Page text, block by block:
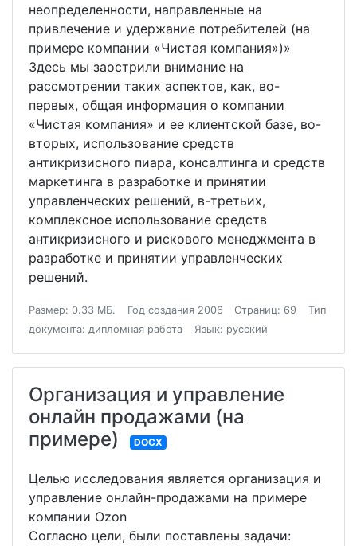
неопределенности, направленные на
привлечение и удержание потребителей (на
примере компании «Чистая компания»)»
Здесь мы заострили внимание на
рассмотрении таких аспектов, как, во-
первых, общая информация о компании
«Чистая компания» и ее клиентской базе, во-
вторых, использование средств
антикризисного пиара, консалтинга и средств
маркетинга в разработке и принятии
управленческих решений, в-третьих,
комплексное использование средств
антикризисного и рискового менеджмента в
разработке и принятии управленческих
решений.
Размер: 0.33 МБ. Год создания 2006 Страниц: 69
Тип
документа: дипломная работа
Язык: русский
Организация и управление
онлайн продажами (на
примере)
DOCX
Целью исследования является организация и
управление онлайн-продажами на примере
компании Ozon
Согласно цели, были поставлены задачи: